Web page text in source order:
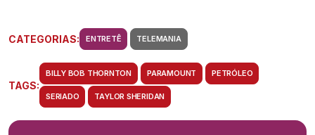
CATEGORIAS: ENTRETÊ TELEMANIA
TAGS:
BILLY BOB THORNTON PARAMOUNT PETRÓLEO
SERIADO TAYLOR SHERIDAN